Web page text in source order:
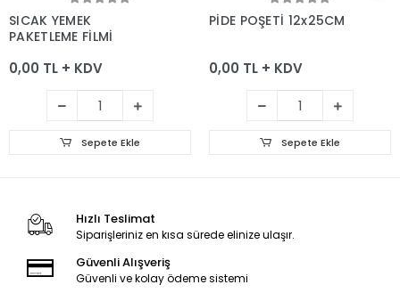
SICAK YEMEK
PAKETLEME FİLMİ
0,00 TL + KDV
Sepete Ekle
Sepete Ekle
PİDE POŞETİ 12x25CM
0,00 TL + KDV
Sepete Ekle
Hızlı Teslimat
Siparişleriniz en kısa sürede elinize ulaşır.
Güvenli Alışveriş
Güvenli ve kolay ödeme sistemi